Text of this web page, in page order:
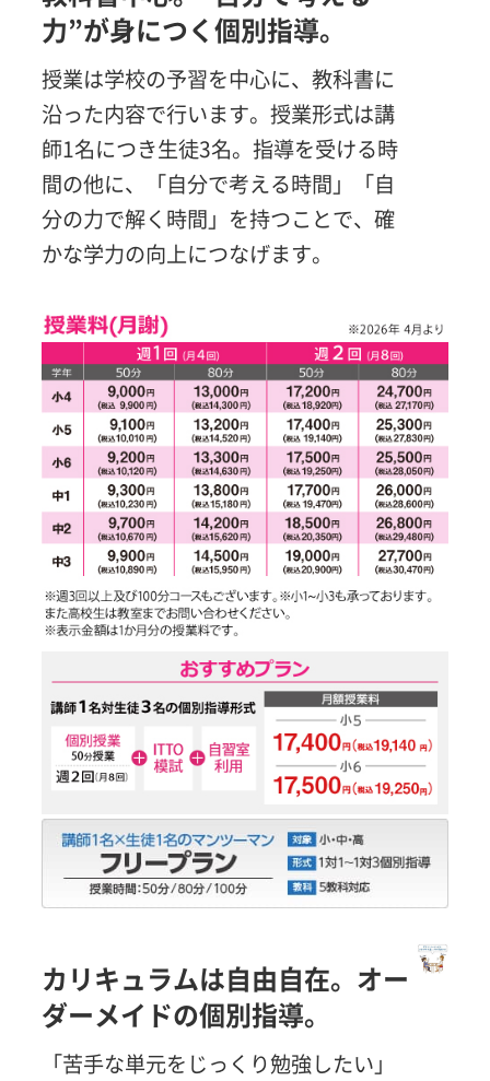
力”が身につく個別指導。
授業は学校の予習を中心に、教科書に
沿った内容で行います。授業形式は講
師1名につき生徒3名。指導を受ける時
間の他に、「自分で考える時間」「自
分の力で解く時間」を持つことで、確
かな学力の向上につなげます。
カリキュラムは自由自在。オー
ダーメイドの個別指導。
「苦手な単元をじっくり勉強したい」